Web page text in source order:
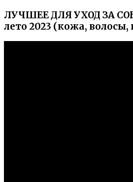
ЛУЧШЕЕ ДЛЯ УХОД ЗА
лето 2023 (кожа, волосы,